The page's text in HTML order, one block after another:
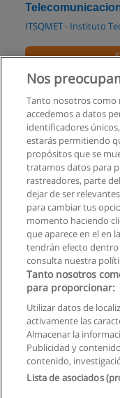
ITSQMET - Instituto
Curso de Word y
Centro de
Cursos de Excel
Centro de
Copyright ©
Nos
Tanto nosotros como
accedemos a datos
identificadores
estarás permitiendo
propósitos que se
tratamos datos para
rastreadores, parte
dejar de ser
para cambiar tus
momento haciendo
que aparece en el en
tendrán efecto dentro
consulta nuestra
Tanto nosotros
para proporcionar:
Utilizar datos de
activamente las
Almacenar la
Publicidad y
contenido,
Lista de asociados